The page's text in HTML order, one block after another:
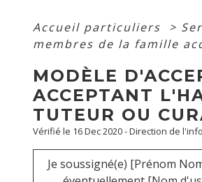
Accueil particuliers >
membres de la famille
MODÈLE
ACCEPTANT
TUTEUR OU
Vérifié le 16 Dec 2020 - Direction de
Je soussigné(e) [Prénom